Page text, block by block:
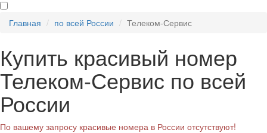
Главная по всей России Телеком-Сервис
Купить красивый номер
Телеком-Сервис по всей
России
По вашему запросу красивые номера в России отсутствуют!